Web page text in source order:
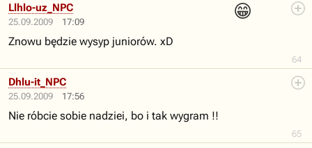
25.09.2009 17:09
😁
64
Llhlo-uz_NPC
Znowu będzie wysyp juniorów. xD
25.09.2009 17:56
65
Dhlu-it_NPC
Nie róbcie sobie nadziei, bo i tak wygram !!